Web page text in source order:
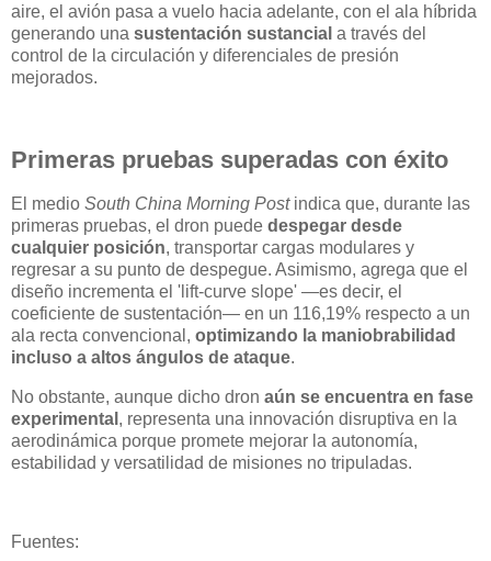
aire, el avión pasa a vuelo hacia adelante, con el ala híbrida
generando una sustentación sustancial a través del
control de la circulación y diferenciales de presión
mejorados.
Primeras pruebas superadas con éxito
El medio South China Morning Postindica que, durante las
primeras pruebas, el dron puede despegar desde
cualquier posición, transportar cargas modulares y
regresar a su punto de despegue. Asimismo, agrega que el
diseño incrementa el 'lift-curve slope' —es decir, el
coeficiente de sustentación— en un 116,19% respecto a un
ala recta convencional, optimizando la maniobrabilidad
incluso a altos ángulos de ataque.
No obstante, aunque dicho dron aún se encuentra en fase
experimental , representa una innovación disruptiva en la
aerodinámica porque promete mejorar la autonomía,
estabilidad y versatilidad de misiones no tripuladas.
Fuentes: